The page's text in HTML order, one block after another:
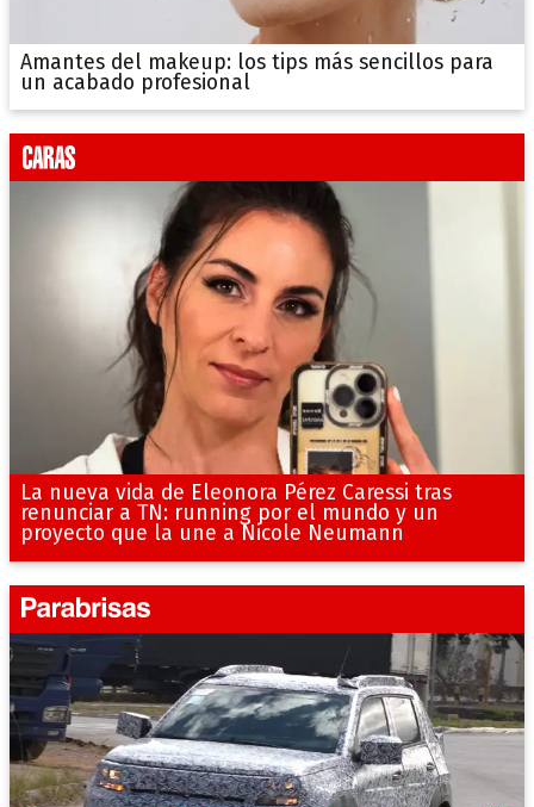
Amantes del makeup: los tips más sencillos para
un acabado profesional
La nueva vida de Eleonora Pérez Caressi tras
renunciar a TN: running por el mundo y un
proyecto que la une a Nicole Neumann